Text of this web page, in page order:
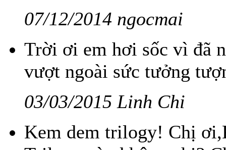
07/12/2014 ngocmai
Trời ơi em hơi sốc vì đã
vượt ngoài sức tưởng
03/03/2015 Linh Chi
Kem dem trilogy! Chị